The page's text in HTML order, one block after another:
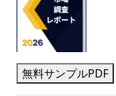
無料サンプルPDF